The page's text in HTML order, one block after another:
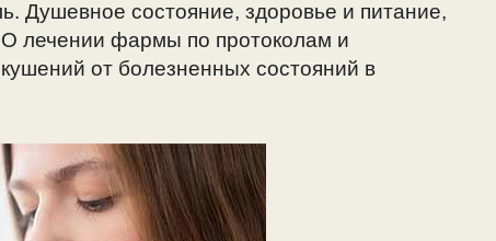
Душевное состояние, здоровье и питание,
лечении фармы по протоколам и
от болезненных состояний в